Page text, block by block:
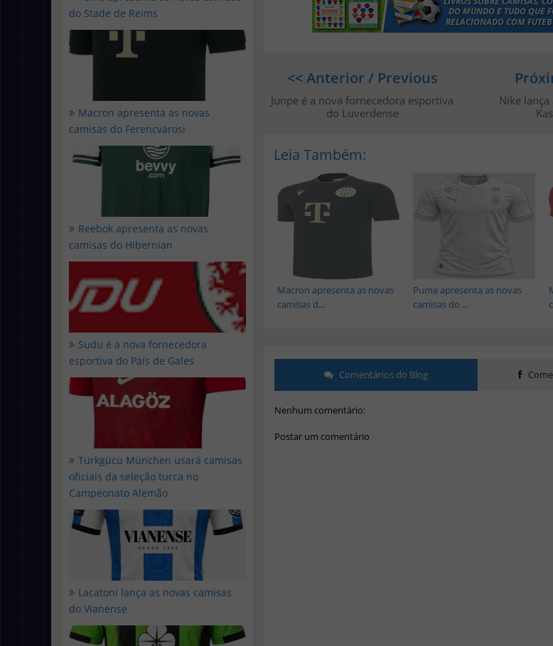
do Stade de Reims
Macron apresenta as novas
camisas do Ferencvárosi
Reebok apresenta as novas
camisas do Hibernian
Sudu é a nova fornecedora
esportiva do País de Gales
Türkgücü München usará camisas
oficiais da seleção turca no
Campeonato Alemão
Lacatoni lança as novas camisas
do Vianense
Nike lança
<< Anterior / Previous
Junpe é a nova fornecedora esportiva
do Luverdense
Leia Também:
Puma apresenta as novas
camisas do ...
Macron apresenta as novas
camisas d...
Comentários do Blog
Nenhum comentário:
Postar um comentário